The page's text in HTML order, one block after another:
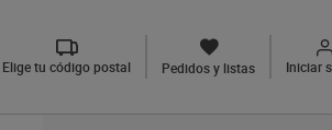
Elige tu código postal Pedidos y listas Iniciar